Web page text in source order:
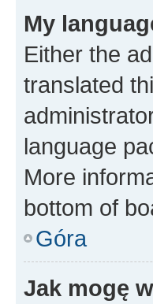
My
Either the
translated
language
More
bottom of
Góra
Jak mogę